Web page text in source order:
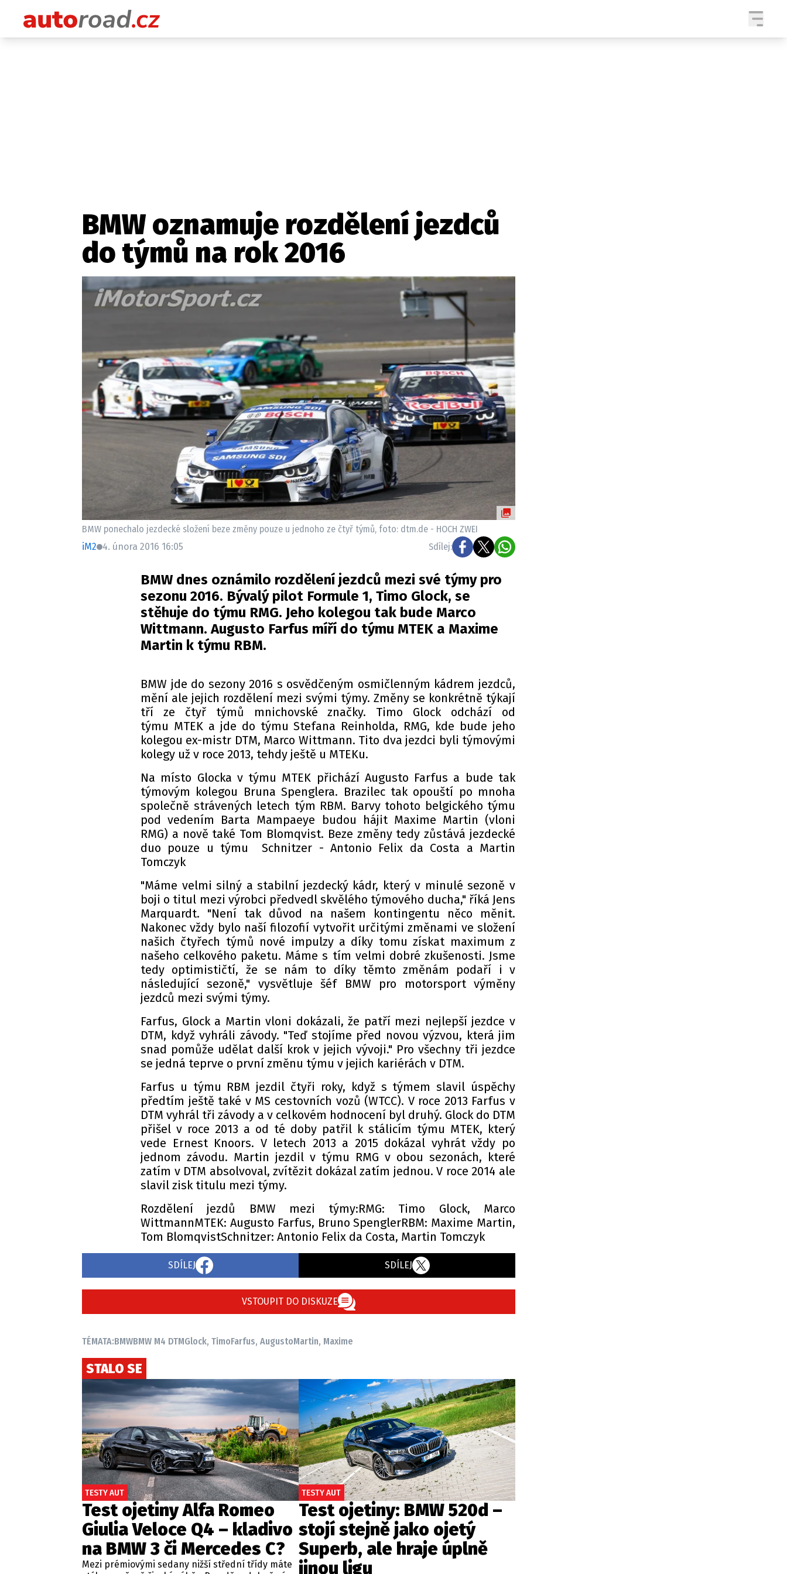
Český trh
Tuning
Profi
Etický kodex
Osobní údaje / Cookies
Provozovatelem serveru autoroad.cz je INCORP MEDIA GROUP s.r.o., IČ: 118 23 054
BMW oznamuje rozdělení jezdců
do týmů na rok 2016
BMW ponechalo jezdecké složení beze změny pouze u jednoho ze čtyř týmů, foto: dtm.de - HOCH ZWEI
iM2
4. února 2016 16:05 Sdílej:
BMW dnes oznámilo rozdělení jezdců mezi své týmy pro
sezonu 2016. Bývalý pilot Formule 1, Timo Glock, se
stěhuje do týmu RMG. Jeho kolegou tak bude Marco
Wittmann. Augusto Farfus míří do týmu MTEK a Maxime
Martin k týmu RBM.
BMW jde do sezony 2016 s osvědčeným osmičlenným kádrem jezdců,
mění ale jejich rozdělení mezi svými týmy. Změny se konkrétně týkají
tří ze čtyř týmů mnichovské značky. Timo Glock odchází od
týmu MTEK a jde do týmu Stefana Reinholda, RMG, kde bude jeho
kolegou ex-mistr DTM, Marco Wittmann. Tito dva jezdci byli týmovými
kolegy už v roce 2013, tehdy ještě u MTEKu.
Na místo Glocka v týmu MTEK přichází Augusto Farfus a bude tak
týmovým kolegou Bruna Spenglera. Brazilec tak opouští po mnoha
společně strávených letech tým RBM. Barvy tohoto belgického týmu
pod vedením Barta Mampaeye budou hájit Maxime Martin (vloni
RMG) a nově také Tom Blomqvist. Beze změny tedy zůstává jezdecké
duo pouze u týmu Schnitzer - Antonio Felix da Costa a Martin
Tomczyk
"Máme velmi silný a stabilní jezdecký kádr, který v minulé sezoně v
boji o titul mezi výrobci předvedl skvělého týmového ducha," říká Jens
Marquardt. "Není tak důvod na našem kontingentu něco měnit.
Nakonec vždy bylo naší filozofií vytvořit určitými změnami ve složení
našich čtyřech týmů nové impulzy a díky tomu získat maximum z
našeho celkového paketu. Máme s tím velmi dobré zkušenosti. Jsme
tedy optimističtí, že se nám to díky těmto změnám podaří i v
následující sezoně," vysvětluje šéf BMW pro motorsport výměny
jezdců mezi svými týmy.
Farfus, Glock a Martin vloni dokázali, že patří mezi nejlepší jezdce v
DTM, když vyhráli závody. "Teď stojíme před novou výzvou, která jim
snad pomůže udělat další krok v jejich vývoji." Pro všechny tři jezdce
se jedná teprve o první změnu týmu v jejich kariérách v DTM.
Farfus u týmu RBM jezdil čtyři roky, když s týmem slavil úspěchy
předtím ještě také v MS cestovních vozů (WTCC). V roce 2013 Farfus v
DTM vyhrál tři závody a v celkovém hodnocení byl druhý. Glock do DTM
přišel v roce 2013 a od té doby patřil k stálicím týmu MTEK, který
vede Ernest Knoors. V letech 2013 a 2015 dokázal vyhrát vždy po
jednom závodu. Martin jezdil v týmu RMG v obou sezonách, které
zatím v DTM absolvoval, zvítězit dokázal zatím jednou. V roce 2014 ale
slavil zisk titulu mezi týmy.
Rozdělení jezdů BMW mezi týmy:RMG: Timo Glock, Marco
WittmannMTEK: Augusto Farfus, Bruno SpenglerRBM: Maxime Martin,
Tom BlomqvistSchnitzer: Antonio Felix da Costa, Martin Tomczyk
SDÍLEJ SDÍLEJ
VSTOUPIT DO DISKUZE
TÉMATA:BMWBMW M4 DTMGlock, TimoFarfus, AugustoMartin, Maxime
STALO SE
TESTY AUT
Test ojetiny Alfa Romeo
Giulia Veloce Q4 – kladivo
na BMW 3 či Mercedes C?
Mezi prémiovými sedany nižší střední třídy máte
TESTY AUT
Test ojetiny: BMW 520d –
stojí stejně jako ojetý
Superb, ale hraje úplně
jinou ligu